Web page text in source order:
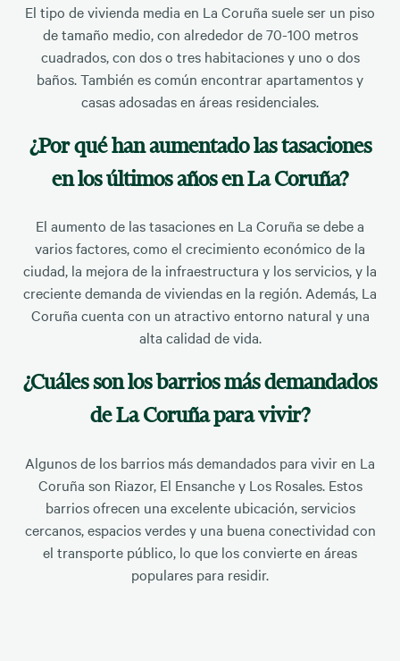
El tipo de vivienda media en La Coruña suele ser un piso
de tamaño medio, con alrededor de 70-100 metros
cuadrados, con dos o tres habitaciones y uno o dos
baños. También es común encontrar apartamentos y
casas adosadas en áreas residenciales.
¿Por qué han aumentado las tasaciones
en los últimos años en La Coruña?
El aumento de las tasaciones en La Coruña se debe a
varios factores, como el crecimiento económico de la
ciudad, la mejora de la infraestructura y los servicios, y la
creciente demanda de viviendas en la región. Además, La
Coruña cuenta con un atractivo entorno natural y una
alta calidad de vida.
¿Cuáles son los barrios más demandados
de La Coruña para vivir?
Algunos de los barrios más demandados para vivir en La
Coruña son Riazor, El Ensanche y Los Rosales. Estos
barrios ofrecen una excelente ubicación, servicios
cercanos, espacios verdes y una buena conectividad con
el transporte público, lo que los convierte en áreas
populares para residir.